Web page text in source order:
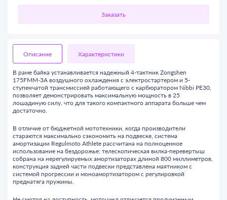
Описание Характеристики
В раме байка устанавливается надежный 4-тактник Zongshen
175FMM-3A воздушного охлаждения с электростартером и 5-
ступенчатой трансмиссией работающего с карбюратором Nibbi PE30,
позволяет демонстрировать максимальную мощность в 25
лошадиную силу, что для такого компактного аппарата больше чем
достаточно.
В отличие от бюджетной мототехники, когда производители
стараются максимально сэкономить на подвеске, система
амортизации Regulmoto Athlete рассчитана на полноценное
использование на бездорожье: телескопическая вилка-перевертыш
собрана на нерегулируемых амортизаторах длиной 800 миллиметров,
конструкция задней части подвески представлена маятником с
системой прогрессии и моноамортизатором с регулировкой
преднатяга пружины.